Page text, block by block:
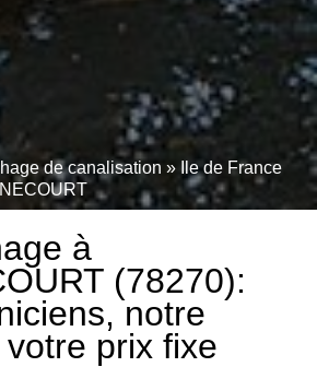
de canalisation » Ile de France
à
(78270):
notre
prix fixe